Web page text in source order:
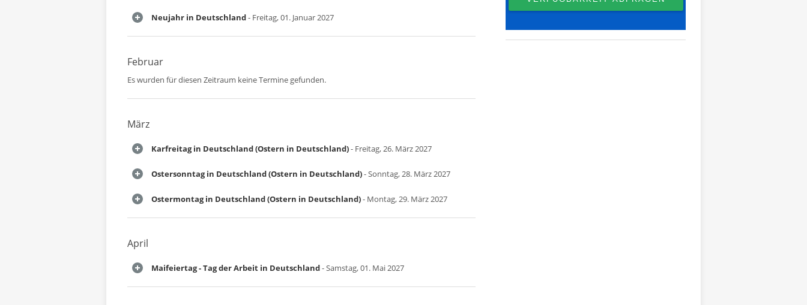
Neujahr in Deutschland- Freitag, 01. Januar 2027
Februar
Es wurden für diesen Zeitraum keine Termine gefunden.
März
Karfreitag in Deutschland (Ostern in Deutschland)- Freitag, 26. März 2027
Ostersonntag in Deutschland (Ostern in Deutschland)- Sonntag, 28. März 2027
Ostermontag in Deutschland (Ostern in Deutschland)- Montag, 29. März 2027
April
Maifeiertag - Tag der Arbeit in Deutschland- Samstag, 01. Mai 2027